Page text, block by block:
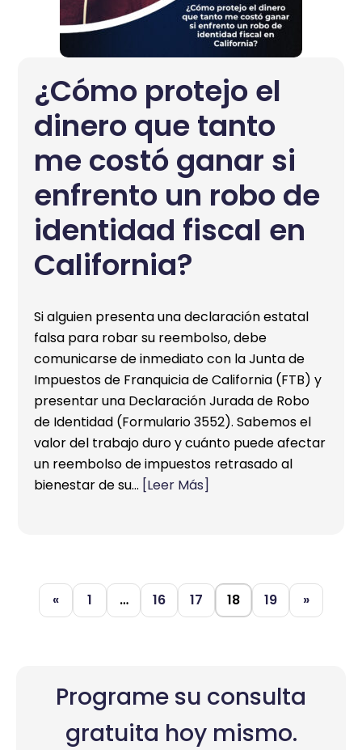
¿Cómo protejo el
dinero que tanto
me costó ganar si
enfrento un robo de
identidad fiscal en
California?
Si alguien presenta una declaración estatal
falsa para robar su reembolso, debe
comunicarse de inmediato con la Junta de
Impuestos de Franquicia de California (FTB) y
presentar una Declaración Jurada de Robo
de Identidad (Formulario 3552). Sabemos el
valor del trabajo duro y cuánto puede afectar
un reembolso de impuestos retrasado al
bienestar de su… [Leer Más]
« 1 … 16 17 18 19 »
Programe su consulta
gratuita hoy mismo.